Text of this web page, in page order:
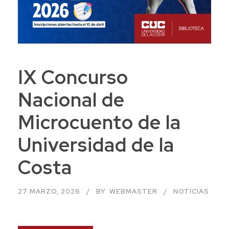
IX Concurso
Nacional de
Microcuento de la
Universidad de la
Costa
27 MARZO, 2026 BY WEBMASTER NOTICIAS